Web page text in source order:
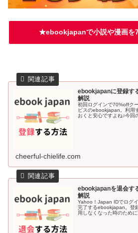
★ebookjapanで小説や漫画を
ebookjapanに登録す
解説
初回ログインで70%offク
ビスのebookjapan。利用
おくと安心ですよね♪今回
cheerful-chielife.com
ebookjapanを退会す
解説
Yahoo！Japan IDでログ
完了するebookjapan。登
用しなくなった時のため